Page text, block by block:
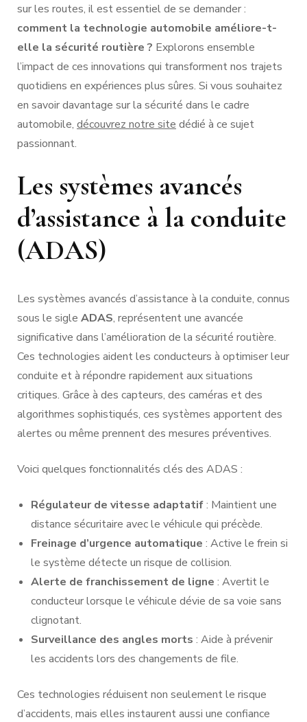
sur les routes, il est essentiel de se demander :
comment la technologie automobile améliore-t-
elle la sécurité routière ? Explorons ensemble
l’impact de ces innovations qui transforment nos trajets
quotidiens en expériences plus sûres. Si vous souhaitez
en savoir davantage sur la sécurité dans le cadre
automobile, découvrez notre site dédié à ce sujet
passionnant.
Les systèmes avancés
d’assistance à la conduite
(ADAS)
Les systèmes avancés d’assistance à la conduite, connus
sous le sigle ADAS, représentent une avancée
significative dans l’amélioration de la sécurité routière.
Ces technologies aident les conducteurs à optimiser leur
conduite et à répondre rapidement aux situations
critiques. Grâce à des capteurs, des caméras et des
algorithmes sophistiqués, ces systèmes apportent des
alertes ou même prennent des mesures préventives.
Voici quelques fonctionnalités clés des ADAS :
Régulateur de vitesse adaptatif: Maintient une
distance sécuritaire avec le véhicule qui précède.
Freinage d’urgence automatique : Active le frein si
le système détecte un risque de collision.
Alerte de franchissement de ligne : Avertit le
conducteur lorsque le véhicule dévie de sa voie sans
clignotant.
Surveillance des angles morts : Aide à prévenir
les accidents lors des changements de file.
Ces technologies réduisent non seulement le risque
d’accidents, mais elles instaurent aussi une confiance